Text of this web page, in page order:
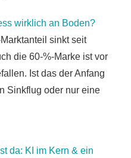
wirklich an Boden?
sinkt seit
die 60-%-Marke ist vor
Ist das der Anfang
Sinkflug oder nur eine
da: KI im Kern & ein